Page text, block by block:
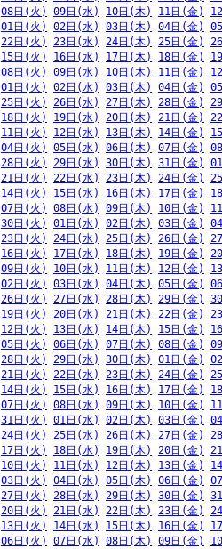
08日(火) 09日(水) 10日(木) 11日(金)
01日(火) 02日(水) 03日(木) 04日(金)
22日(火) 23日(水) 24日(木) 25日(金)
15日(火) 16日(水) 17日(木) 18日(金)
08日(火) 09日(水) 10日(木) 11日(金)
01日(火) 02日(水) 03日(木) 04日(金)
25日(火) 26日(水) 27日(木) 28日(金)
18日(火) 19日(水) 20日(木) 21日(金)
11日(火) 12日(水) 13日(木) 14日(金)
04日(火) 05日(水) 06日(木) 07日(金)
28日(火) 29日(水) 30日(木) 31日(金)
21日(火) 22日(水) 23日(木) 24日(金)
14日(火) 15日(水) 16日(木) 17日(金)
07日(火) 08日(水) 09日(木) 10日(金)
30日(火) 01日(水) 02日(木) 03日(金)
23日(火) 24日(水) 25日(木) 26日(金)
16日(火) 17日(水) 18日(木) 19日(金)
09日(火) 10日(水) 11日(木) 12日(金)
02日(火) 03日(水) 04日(木) 05日(金)
26日(火) 27日(水) 28日(木) 29日(金)
19日(火) 20日(水) 21日(木) 22日(金)
12日(火) 13日(水) 14日(木) 15日(金)
05日(火) 06日(水) 07日(木) 08日(金)
28日(火) 29日(水) 30日(木) 01日(金)
21日(火) 22日(水) 23日(木) 24日(金)
14日(火) 15日(水) 16日(木) 17日(金)
07日(火) 08日(水) 09日(木) 10日(金)
31日(火) 01日(水) 02日(木) 03日(金)
24日(火) 25日(水) 26日(木) 27日(金)
17日(火) 18日(水) 19日(木) 20日(金)
10日(火) 11日(水) 12日(木) 13日(金)
03日(火) 04日(水) 05日(木) 06日(金)
27日(火) 28日(水) 29日(木) 30日(金)
20日(火) 21日(水) 22日(木) 23日(金)
13日(火) 14日(水) 15日(木) 16日(金)
06日(火) 07日(水) 08日(木) 09日(金)